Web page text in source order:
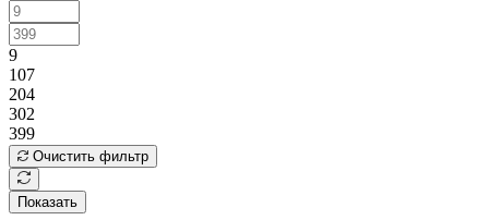
9
107
204
302
399
Очистить фильтр
Показать